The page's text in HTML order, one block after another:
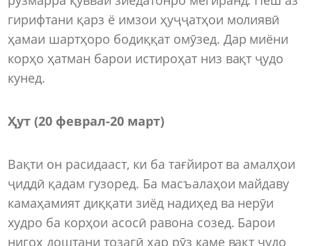
гирифтани қарз ё имзои ҳуҷҷатҳои молиявӣ
ҳамаи шартҳоро бодиққат омӯзед. Дар миёни
корҳо ҳатман барои истироҳат низ вақт ҷудо
кунед.
Ҳут (20 феврал-20 март)
Вақти он расидааст, ки ба тағйирот ва амалҳои
ҷиддӣ қадам гузоред. Ба масъалаҳои майдаву
камаҳамият диққати зиёд надиҳед ва нерӯи
худро ба корҳои асосӣ равона созед. Барои
нигоҳ доштани тозагӣ ҳар рӯз каме вақт ҷудо